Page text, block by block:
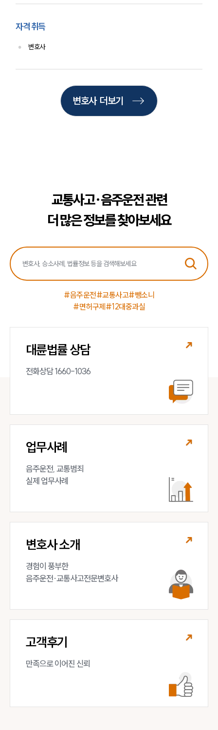
업무분야
소식/자료
공지사항
법률 블로그
법률서식
뉴스레터/브로슈어
세미나
대륜법률상담예약
자격 취득
변호사
변호사 더보기
교통사고·음주운전 관련
더 많은 정보를 찾아보세요
#음주운전#교통사고#뺑소니
#면허구제 #12대중과실
대륜법률 상담
전화상담 1660-1036
업무사례
음주운전, 교통범죄
실제 업무사례
변호사 소개
경험이 풍부한
음주운전·교통사고전문변호사
고객후기
만족으로 이어진 신뢰